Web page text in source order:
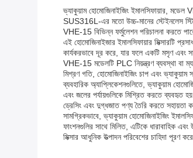
ভ্যাকুয়াম হোমোজিনাইজিং ইমালসিফায়ার,
SUS316L-এর মতো উচ্চ-মানের স্টেইনলেস
VHE-15 বিভিন্ন ফর্মুলেশন পরিচালনা করতে
এই হোমোজিনাইজার ইমালসিফায়ার মিক্সারটি
কার্যকরভাবে দূর করে, যার ফলে একটি মসৃণ এবং
VHE-15 মডেলটি PLC নিয়ন্ত্রণ ব্যবস্থা বা
মিশ্রণ গতি, হোমোজিনাইজিং চাপ এবং ভ্যাকুয়াম
ব্যবহারিক অ্যাপ্লিকেশনগুলিতে, ভ্যাকুয়াম
এবং জলের পর্যায়গুলিকে মিশ্রিত করতে ব্যবহৃত
ড্রেসিং এবং দুগ্ধজাত পণ্য তৈরি করতে সহায়তা
সামগ্রিকভাবে, ভ্যাকুয়াম হোমোজিনাইজিং
ফাংশনগুলির সাথে মিলিত, এটিকে ধারাবাহিক
মিক্সার আধুনিক উত্পাদন পরিবেশের চাহিদা পূরণ